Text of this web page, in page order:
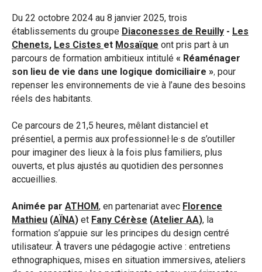
Du 22 octobre 2024 au 8 janvier 2025, trois
établissements du groupe Diaconesses de Reuilly - Les
Chenets, Les Cistes et Mosaïque ont pris part à un
parcours de formation ambitieux intitulé « Réaménager
son lieu de vie dans une logique domiciliaire », pour
repenser les environnements de vie à l’aune des besoins
réels des habitants.
Ce parcours de 21,5 heures, mêlant distanciel et
présentiel, a permis aux professionnel·le·s de s’outiller
pour imaginer des lieux à la fois plus familiers, plus
ouverts, et plus ajustés au quotidien des personnes
accueillies.
Animée par ATHOM, en partenariat avec Florence
Mathieu (AÏNA) et Fany Cérèse (Atelier AA), la
formation s’appuie sur les principes du design centré
utilisateur. À travers une pédagogie active : entretiens
ethnographiques, mises en situation immersives, ateliers